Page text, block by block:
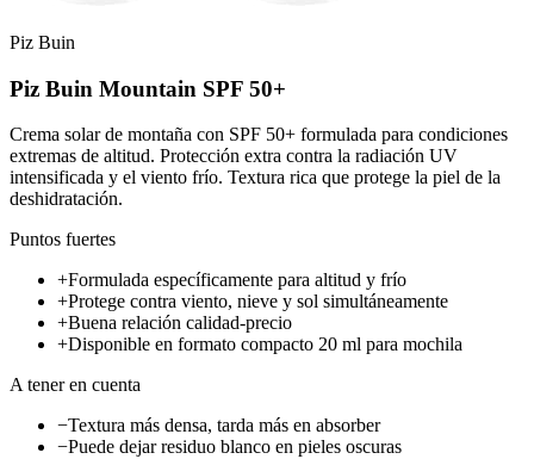
Piz Buin
Piz Buin Mountain SPF 50+
Crema solar de montaña con SPF 50+ formulada para condiciones
extremas de altitud. Protección extra contra la radiación UV
intensificada y el viento frío. Textura rica que protege la piel de la
deshidratación.
Puntos fuertes
+Formulada específicamente para altitud y frío
+Protege contra viento, nieve y sol simultáneamente
+Buena relación calidad-precio
+Disponible en formato compacto 20 ml para mochila
A tener en cuenta
−Textura más densa, tarda más en absorber
−Puede dejar residuo blanco en pieles oscuras